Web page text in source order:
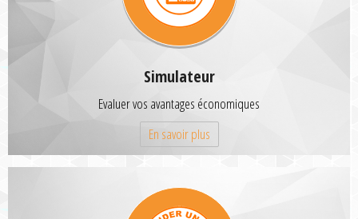
Simulateur
Evaluer vos avantages économiques
En savoir plus